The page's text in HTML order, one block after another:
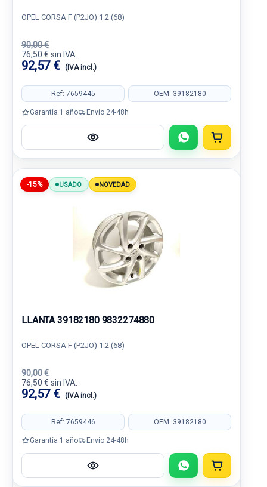
OPEL CORSA F (P2JO) 1.2 (68)
90,00 €
76,50 € sin IVA.
92,57 € (IVA incl.)
Ref: 7659445 OEM: 39182180
Garantía 1 año Envío 24-48h
-15% USADO NOVEDAD
LLANTA 39182180 9832274880
OPEL CORSA F (P2JO) 1.2 (68)
90,00 €
76,50 € sin IVA.
92,57 € (IVA incl.)
Ref: 7659446 OEM: 39182180
Garantía 1 año Envío 24-48h